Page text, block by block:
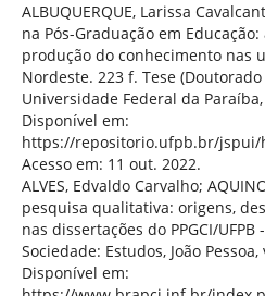
ALBUQUERQUE, Larissa
na Pós-Graduação em
produção do conhecimento nas
Nordeste. 223 f. Tese
Universidade Federal da Paraíba,
Disponível em:
https://repositorio.ufpb.br/jspui/
Acesso em: 11 out. 2022.
ALVES, Edvaldo Carvalho;
pesquisa qualitativa: origens,
nas dissertações do PPGCI/
Sociedade: Estudos, João
Disponível em: